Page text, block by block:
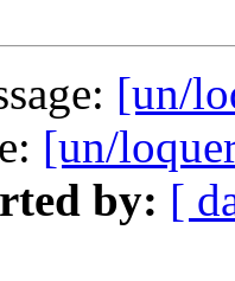
[un/
[un/
by: [